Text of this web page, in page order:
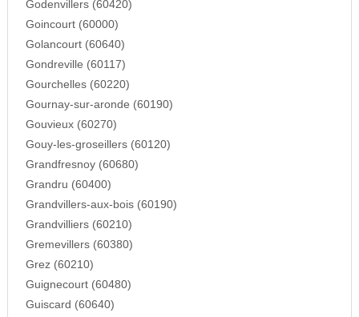
Godenvillers (60420)
Goincourt (60000)
Golancourt (60640)
Gondreville (60117)
Gourchelles (60220)
Gournay-sur-aronde (60190)
Gouvieux (60270)
Gouy-les-groseillers (60120)
Grandfresnoy (60680)
Grandru (60400)
Grandvillers-aux-bois (60190)
Grandvilliers (60210)
Gremevillers (60380)
Grez (60210)
Guignecourt (60480)
Guiscard (60640)